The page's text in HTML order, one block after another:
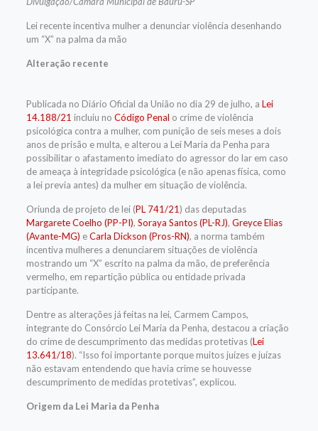
Lei recente incentiva mulher a denunciar violência desenhando
um “X” na palma da mão
Alteração recente
Publicada no Diário Oficial da União no dia 29 de julho, a Lei
14.188/21 incluiu no Código Penal o crime de violência
psicológica contra a mulher, com punição de seis meses a dois
anos de prisão e multa, e alterou a Lei Maria da Penha para
possibilitar o afastamento imediato do agressor do lar em caso
de ameaça à integridade psicológica (e não apenas física, como
a lei previa antes) da mulher em situação de violência.
Oriunda de projeto de lei (PL 741/21) das deputadas
Margarete Coelho (PP-PI), Soraya Santos (PL-RJ), Greyce Elias
(Avante-MG) eCarla Dickson (Pros-RN), a norma também
incentiva mulheres a denunciarem situações de violência
mostrando um “X” escrito na palma da mão, de preferência
vermelho, em repartição pública ou entidade privada
participante.
Dentre as alterações já feitas na lei, Carmem Campos,
integrante do Consórcio Lei Maria da Penha, destacou a criação
do crime de descumprimento das medidas protetivas (Lei
13.641/18). “Isso foi importante porque muitos juízes e juízas
não estavam entendendo que havia crime se houvesse
descumprimento de medidas protetivas”, explicou.
Origem da Lei Maria da Penha